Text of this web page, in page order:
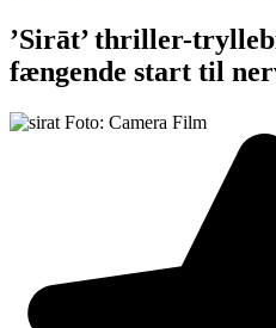
’Sirāt’ thriller-
fængende start til
Foto: Camera Film